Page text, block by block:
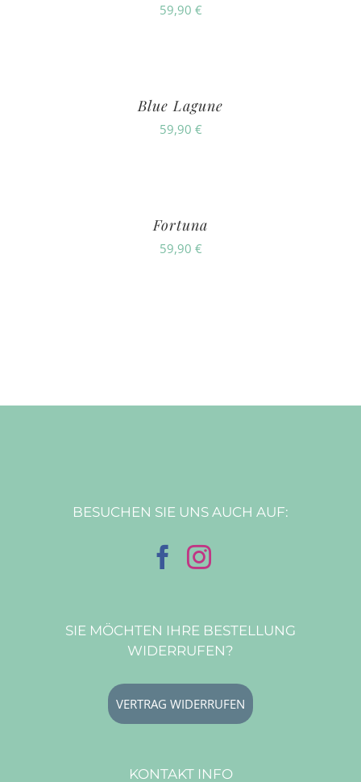
59,90 €
Blue Lagune
59,90 €
Fortuna
59,90 €
BESUCHEN SIE UNS AUCH AUF:
SIE MÖCHTEN IHRE BESTELLUNG
WIDERRUFEN?
VERTRAG WIDERRUFEN
KONTAKT INFO